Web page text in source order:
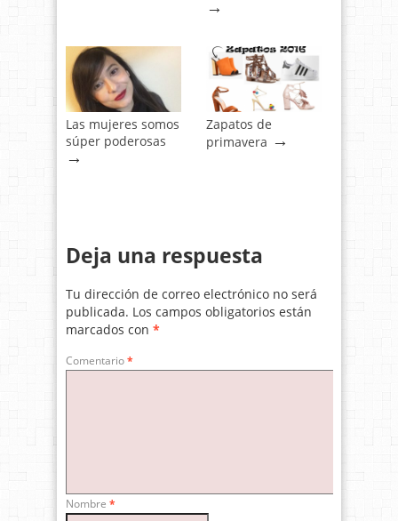
→
Las mujeres somos
súper poderosas
→
Zapatos de
primavera →
Deja una respuesta
Tu dirección de correo electrónico no será
publicada. Los campos obligatorios están
marcados con *
Comentario*
Nombre *